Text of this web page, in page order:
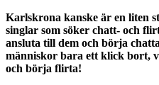
Karlskrona kanske är en liten
singlar som söker chatt- och
ansluta till dem och börja
människor bara ett klick bort,
och börja flirta!